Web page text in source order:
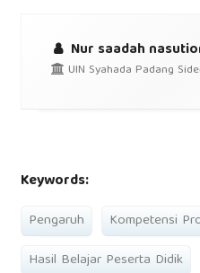
Nur saadah
UIN Syahada Padang
Keywords:
Pengaruh
Kompetensi
Hasil Belajar Peserta Didik